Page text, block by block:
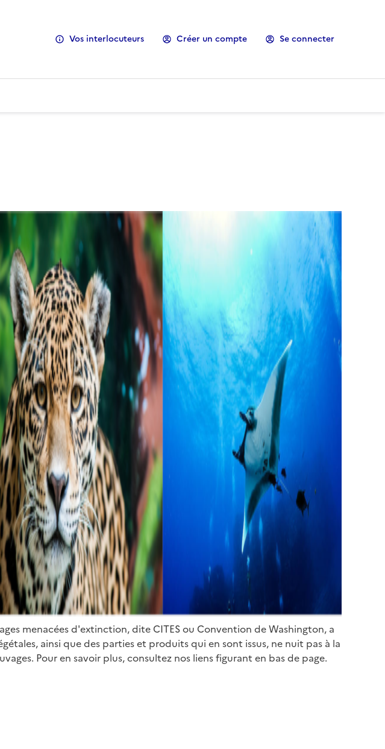
Vos interlocuteurs Créer un compte Se connecter
menacées d'extinction, dite CITES ou Convention de Washington, a
ainsi que des parties et produits qui en sont issus, ne nuit pas à la
Pour en savoir plus, consultez nos liens figurant en bas de page.